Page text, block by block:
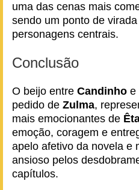
uma das cenas mais
sendo um ponto de
personagens centrais.
Conclusão
O beijo entre Candinho e
pedido de Zulma,
mais emocionantes de
emoção, coragem e
apelo afetivo da novela e
ansioso pelos
capítulos.